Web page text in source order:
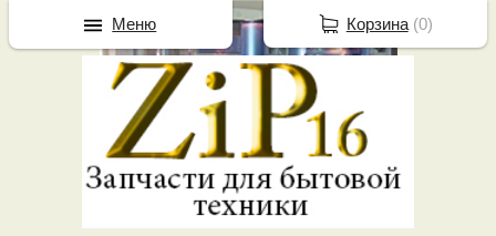
Корзина(0)
Меню